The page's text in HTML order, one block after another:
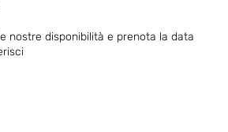
nostre disponibilità e prenota la data